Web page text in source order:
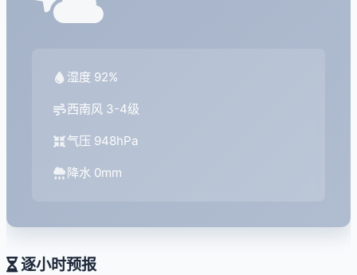
湿度 92%
西南风 3-4级
气压 948hPa
降水 0mm
逐小时预报